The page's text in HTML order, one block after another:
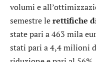
volumi e
semestre lerettifiche
state pari a 463 mila
stati pari a 4,4 milioni